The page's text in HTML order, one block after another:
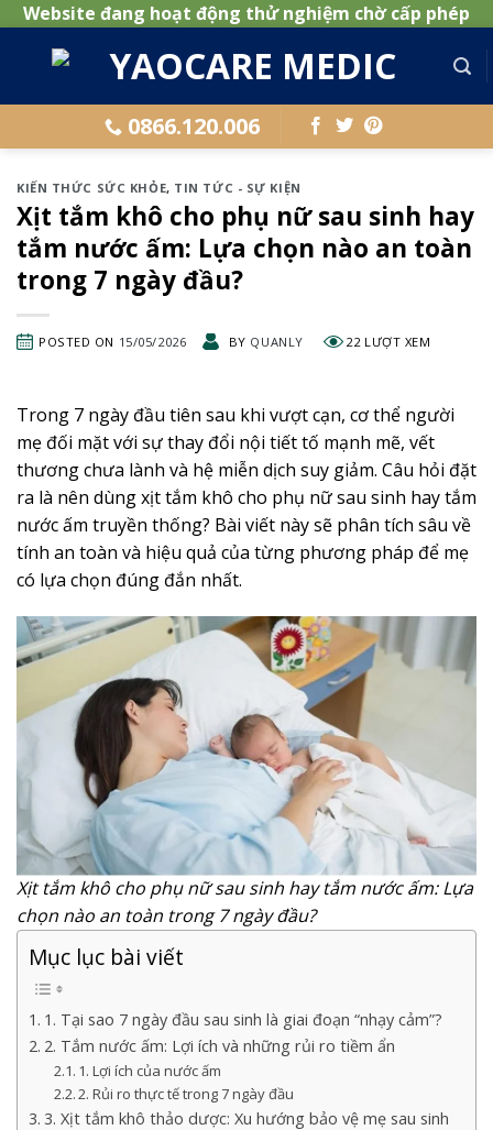
Website đang hoạt động thử nghiệm chờ cấp phép
0866.120.006
KIẾN THỨC SỨC KHỎE, TIN TỨC - SỰ KIỆN
Xịt tắm khô cho phụ nữ sau sinh hay
tắm nước ấm: Lựa chọn nào an toàn
trong 7 ngày đầu?
POSTED ON 15/05/2026 BY QUANLY 22 LƯỢT XEM
Trong 7 ngày đầu tiên sau khi vượt cạn, cơ thể người
mẹ đối mặt với sự thay đổi nội tiết tố mạnh mẽ, vết
thương chưa lành và hệ miễn dịch suy giảm. Câu hỏi đặt
ra là nên dùng xịt tắm khô cho phụ nữ sau sinh hay tắm
nước ấm truyền thống? Bài viết này sẽ phân tích sâu về
tính an toàn và hiệu quả của từng phương pháp để mẹ
có lựa chọn đúng đắn nhất.
Xịt tắm khô cho phụ nữ sau sinh hay tắm nước ấm: Lựa
chọn nào an toàn trong 7 ngày đầu?
Mục lục bài viết
1. Tại sao 7 ngày đầu sau sinh là giai đoạn “nhạy cảm”?
2. Tắm nước ấm: Lợi ích và những rủi ro tiềm ẩn
1. Lợi ích của nước ấm
2. Rủi ro thực tế trong 7 ngày đầu
3. Xịt tắm khô thảo dược: Xu hướng bảo vệ mẹ sau sinh